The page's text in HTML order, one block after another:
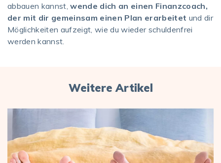
abbauen kannst,wende dich an einen Finanzcoach,
der mit dir gemeinsam einen Plan erarbeitet und dir
Möglichkeiten aufzeigt, wie du wieder schuldenfrei
werden kannst.
Weitere Artikel